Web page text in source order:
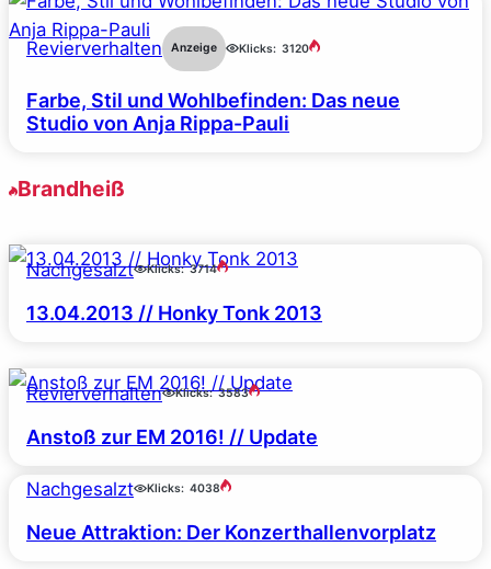
Revierverhalten Anzeige Klicks: 3120
Farbe, Stil und Wohlbefinden: Das neue
Studio von Anja Rippa-Pauli
Brandheiß
Nachgesalzt Klicks: 3714
13.04.2013 // Honky Tonk 2013
Revierverhalten Klicks: 3583
Anstoß zur EM 2016! // Update
Nachgesalzt Klicks: 4038
Neue Attraktion: Der Konzerthallenvorplatz